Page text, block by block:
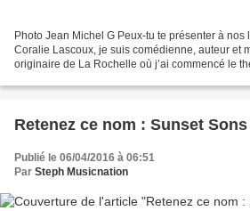
Photo Jean Michel G Peux-tu te présenter à nos
Coralie Lascoux, je suis comédienne, auteur et
originaire de La Rochelle où j’ai commencé le
Retenez ce nom : Sunset Sons
Publié le 06/04/2016 à 06:51
Par Steph Musicnation